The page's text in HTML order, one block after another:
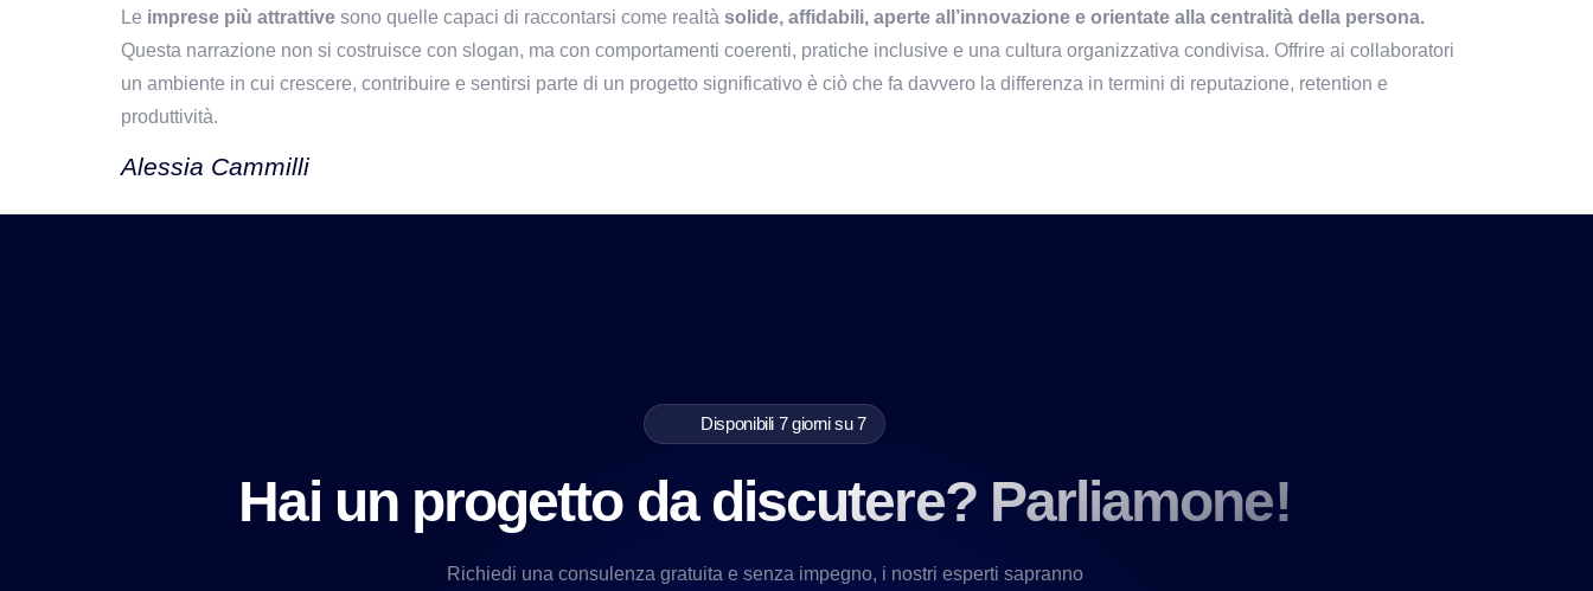
Le imprese più attrattive sono quelle capaci di raccontarsi come realtà solide, affidabili, aperte all’innovazione e orientate alla centralità della persona.
Questa narrazione non si costruisce con slogan, ma con comportamenti coerenti, pratiche inclusive e una cultura organizzativa condivisa. Offrire ai collaboratori
un ambiente in cui crescere, contribuire e sentirsi parte di un progetto significativo è ciò che fa davvero la differenza in termini di reputazione, retention e
produttività.
Alessia Cammilli
Disponibili 7 giorni su 7
Hai un progetto da discutere? Parliamone!
Richiedi una consulenza gratuita e senza impegno, i nostri esperti sapranno